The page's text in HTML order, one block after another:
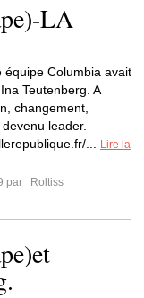
LA
équipe Columbia avait
Teutenberg. A
changement,
leader.
...
Lire la
par
Roltiss